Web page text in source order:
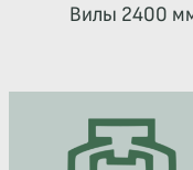
Вилы 2400